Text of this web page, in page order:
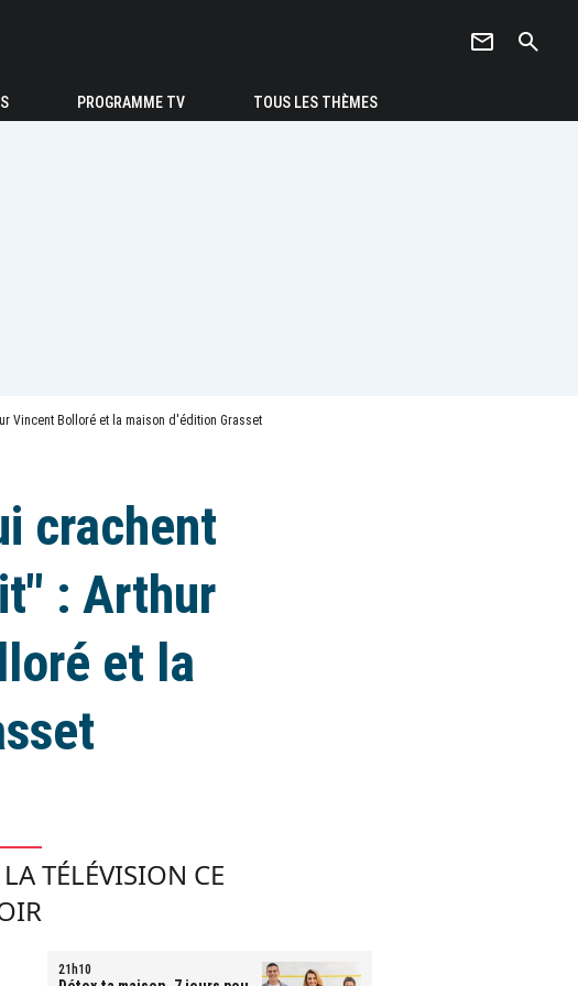
newsletter search
PROGRAMME TV TOUS LES THÈMES
Vincent Bolloré et la maison d'édition Grasset
crachent
: Arthur
et la
TÉLÉVISION CE
21h10